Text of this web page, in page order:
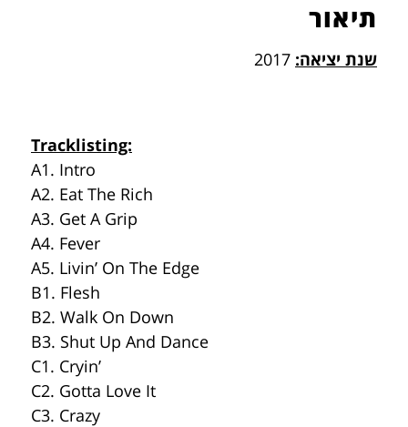
תיאור
שנת יציאה:
Tracklisting:
A1. Intro
A2. Eat The Rich
A3. Get A Grip
A4. Fever
A5. Livin’ On The Edge
B1. Flesh
B2. Walk On Down
B3. Shut Up And Dance
C1. Cryin’
C2. Gotta Love It
C3. Crazy